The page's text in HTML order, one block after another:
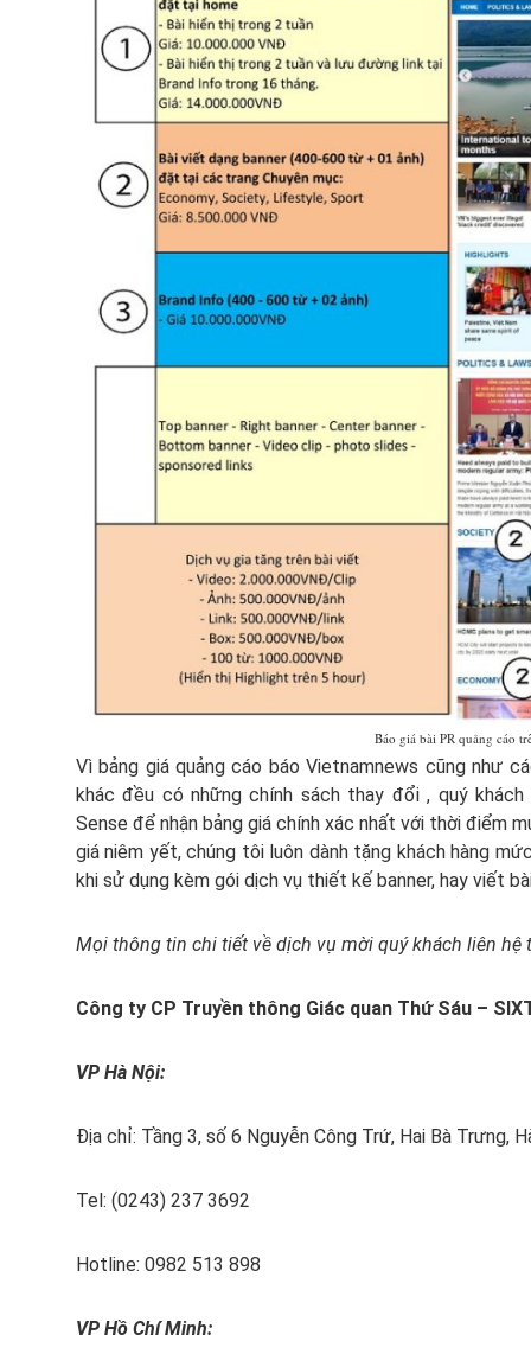
Báo giá bài PR quảng cáo
Vì bảng giá quảng cáo báo Vietnamnews cũng như
khác đều có những chính sách thay đổi , quý
Sense để nhận bảng giá chính xác nhất với thời điểm
giá niêm yết, chúng tôi luôn dành tặng khách hàng
khi sử dụng kèm gói dịch vụ thiết kế banner, hay viết
Mọi thông tin chi tiết về dịch vụ mời quý khách liên hệ
Công ty CP Truyền thông Giác quan Thứ Sáu –
VP Hà Nội:
Địa chỉ: Tầng 3, số 6 Nguyễn Công Trứ, Hai Bà Trưng,
Tel: (0243) 237 3692
Hotline: 0982 513 898
VP Hồ Chí Minh: